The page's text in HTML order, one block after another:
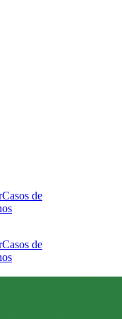
Casos de
Casos de